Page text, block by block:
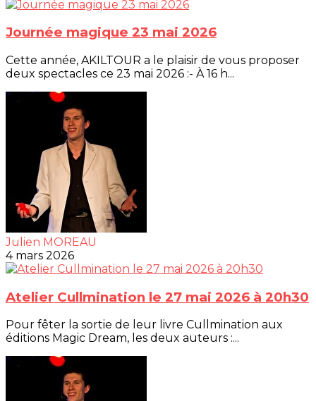
Journée magique 23 mai 2026
Cette année, AKILTOUR a le plaisir de vous proposer
deux spectacles ce 23 mai 2026 :- À 16 h...
Julien MOREAU
4 mars 2026
Atelier Cullmination le 27 mai 2026 à 20h30
Pour fêter la sortie de leur livre Cullmination aux
éditions Magic Dream, les deux auteurs :...